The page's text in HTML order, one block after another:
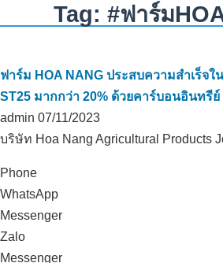
Tag: #ฟาร์ม
ฟาร์ม HOA NANG ประสบความสำเร็จใ
ST25 มากกว่า 20% ด้วยคาร์บอนอินทรีย์
admin 07/11/2023
บริษัท Hoa Nang Agricultural Products
Phone
WhatsApp
Messenger
Zalo
Messenger